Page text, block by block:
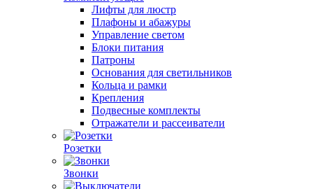
Лифты для люстр
Плафоны и абажуры
Управление светом
Блоки питания
Патроны
Основания для светильников
Кольца и рамки
Крепления
Подвесные комплекты
Отражатели и рассеиватели
Розетки
Звонки